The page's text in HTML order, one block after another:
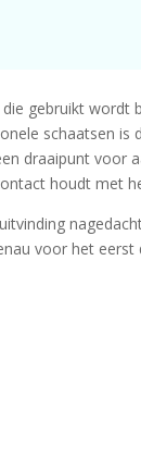
gebruikt wordt
schaatsen is
draaipunt voor
houdt met
voor het eerst